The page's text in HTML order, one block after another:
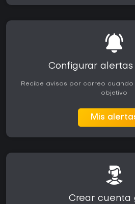
Configurar
Recibe avisos por correo
objetivo
Mis
Crear cuenta